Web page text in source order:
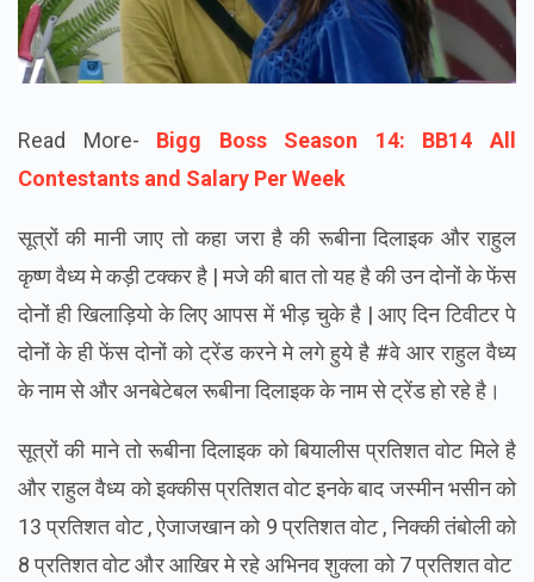
Read More- Bigg Boss Season 14: BB14 All
Contestants and Salary Per Week
सूत्रों की मानी जाए तो कहा जरा है की रूबीना दिलाइक और राहुल
कृष्ण वैध्य मे कड़ी टक्कर है | मजे की बात तो यह है की उन दोनों के फेंस
दोनों ही खिलाड़ियो के लिए आपस में भीड़ चुके है | आए दिन टिवीटर पे
दोनों के ही फेंस दोनों को ट्रेंड करने मे लगे हुये है #वे आर राहुल वैध्य
के नाम से और अनबेटेबल रूबीना दिलाइक के नाम से ट्रेंड हो रहे है।
सूत्रों की माने तो रूबीना दिलाइक को बियालीस प्रतिशत वोट मिले है
और राहुल वैध्य को इक्कीस प्रतिशत वोट इनके बाद जस्मीन भसीन को
13 प्रतिशत वोट , ऐजाजखान को 9 प्रतिशत वोट , निक्की तंबोली को
8 प्रतिशत वोट और आखिर मे रहे अभिनव शुक्ला को 7 प्रतिशत वोट